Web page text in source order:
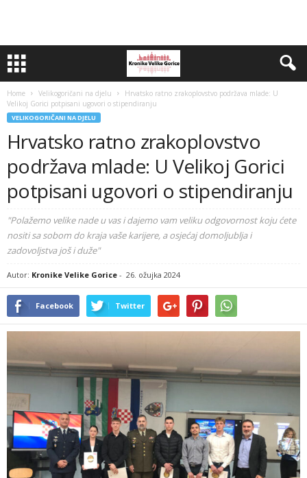
Home Velikogoričani na djelu
Hrvatsko ratno zrakoplovstvo podržava mlade: U
Velikoj Gorici potpisani ugovori o stipendiranju
VELIKOGORIČANI NA DJELU
Hrvatsko ratno zrakoplovstvo
podržava mlade: U Velikoj Gorici
potpisani ugovori o stipendiranju
"Polažemo velike nade u vas i dajemo vam veliku odgovornost koju ćete
nositi sa sobom do kraja vaše karijere, a osjećaj domoljublja i
zadovoljstva još i duže"
Autor: Kronike Velike Gorice - 26. ožujka 2024
Facebook Twitter